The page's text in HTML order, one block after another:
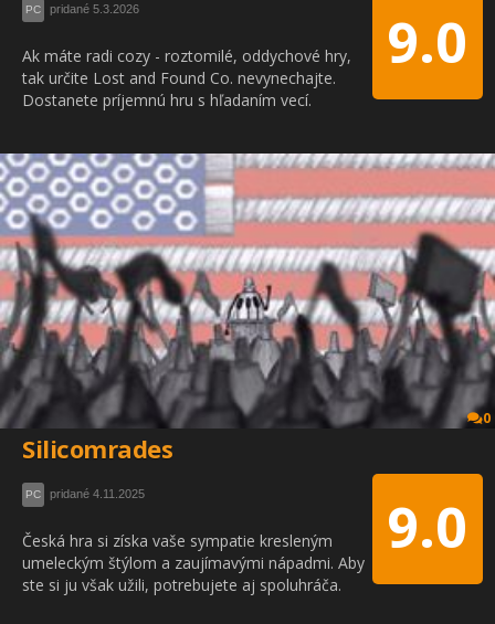
9.0
PC pridané 5.3.2026
Ak máte radi cozy - roztomilé, oddychové hry,
tak určite Lost and Found Co. nevynechajte.
Dostanete príjemnú hru s hľadaním vecí.
0
Silicomrades
9.0
PC pridané 4.11.2025
Česká hra si získa vaše sympatie kresleným
umeleckým štýlom a zaujímavými nápadmi. Aby
ste si ju však užili, potrebujete aj spoluhráča.